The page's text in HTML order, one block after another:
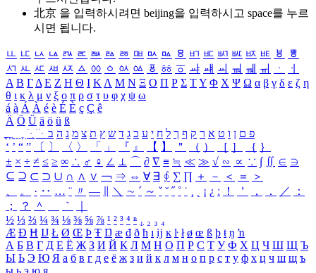
北京 을 입력하시려면 beijing을 입력하시고 space를 누르
시면 됩니다.
ㅥ ㅦ ㅧ ㅨ ㅩ ㅪ ㅫ ㅬ ㅭ ㅮ ㅯ ㅰ ㅱ ㅲ ㅳ ㅴ ㅵ ㅶ ㅷ ㅸ
ㅹ
ㅺ ㅻ ㅼ ㅽ ㅾ ㅿ ㆀ ㆁ ㆂ ㆃ ㆄ ㆅ ㆆ ㆇ ㆈ ㆉ ㆊ ㆋ ㆌ ㆍ
ㆎ
Α Β ΓΔ Ε Ζ Η Θ Ι ΚΛ Μ Ν Ξ Ο Π Ρ Σ ΤΥ Φ Χ Ψ Ω α β γ δ ε ζ η
θ ι κ λ μ ν ξ ο π ρ σ τ υ φ χ ψ ω
á à Á À é è É È ç Ç ê
Ä Ö Ü ä ö ü ß
ִֶֹ ֻּ ׁׂ פ ם ן ו ט א ר ק ף ך ל ח י ע כ ג ד ש ץ ת צ מ נ ה ב
‘ ’ “ ” 〔 〕 〈 〉 「 」 『 』 【 】 ＂ （ ） ［ ］ ｛ ｝
± × ÷ ≠ ≤ ≥ ∞ ∴ ♂ ♀ ∠ ⊥ ⌒ ∂ ∇ ≡ ≒ ≪ ≫ √ ∽ ∝ ∵ ∫ ∬ ∈ ∋
⊆ ⊇ ⊂ ⊃ ∪ ∩ ∧ ∨ ￢ ⇒ ⇔ ∀ ∃ ∮ ∑ ∏ ＋ － ＜ ＝
＞
、
。 · ‥ … ¨ 〃 ― ＼ ∼ ´ ～ ˇ ˘ ˝ ˚ ˙ ¸ ¡ ¿ ː ！ ＇ ， ． ／
：
；
？ ＾ ｀
½ ⅓ ⅔ ¼ ¾ ⅛ ⅜ ⅝ ⅞ ¹ ² ³ ⁴ ⁿ ₁ ₂ ₃ ₄
Æ Ð Ħ Ĳ Ł Ø Œ Þ Ŧ Ŋ æ đ ð ħ ı ĳ ĸ ŀ ł ø œ ß þ ŧ ŋ ŉ
А Б В Г Д Е Ё Ж З И Й К Л М Н О П Р С Т У Ф Х Ц Ч Ш Щ Ъ
Ы Ь Э Ю Я а б в г д е ё ж з и й к л м н о п р с т у ф х ц ч ш щ ъ